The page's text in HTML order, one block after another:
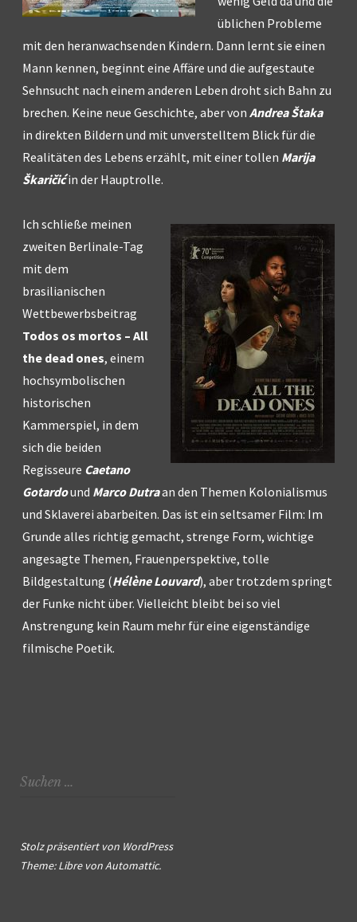
üblichen Probleme
mit den heranwachsenden Kindern. Dann lernt sie einen
Mann kennen, beginnt eine Affäre und die aufgestaute
Sehnsucht nach einem anderen Leben droht sich Bahn zu
brechen. Keine neue Geschichte, aber von Andrea Štaka
in direkten Bildern und mit unverstelltem Blick für die
Realitäten des Lebens erzählt, mit einer tollen Marija
Škaričićin der Hauptrolle.
Ich schließe meinen
zweiten Berlinale-Tag
mit dem
brasilianischen
Wettbewerbsbeitrag
Todos os mortos – All
the dead ones, einem
hochsymbolischen
historischen
Kammerspiel, in dem
sich die beiden
Regisseure Caetano
Gotardound Marco Dutraan den Themen Kolonialismus
und Sklaverei abarbeiten. Das ist ein seltsamer Film: Im
Grunde alles richtig gemacht, strenge Form, wichtige
angesagte Themen, Frauenperspektive, tolle
Bildgestaltung (Hélène Louvard), aber trotzdem springt
der Funke nicht über. Vielleicht bleibt bei so viel
Anstrengung kein Raum mehr für eine eigenständige
filmische Poetik.
Suchen
Stolz präsentiert von WordPress
Theme: Libre vonAutomattic.